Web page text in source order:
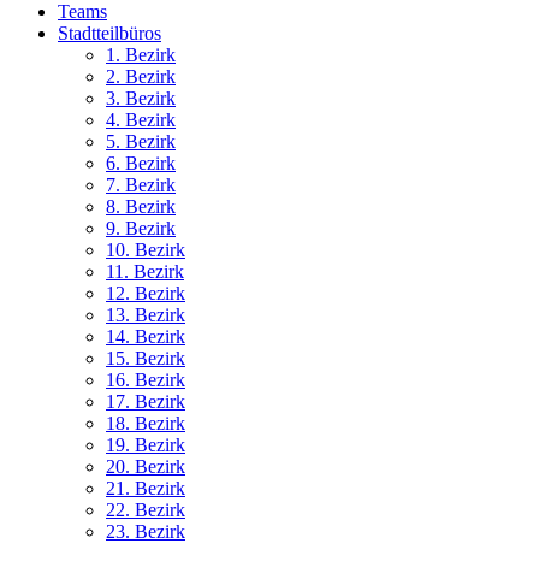
Teams
Stadtteilbüros
1. Bezirk
2. Bezirk
3. Bezirk
4. Bezirk
5. Bezirk
6. Bezirk
7. Bezirk
8. Bezirk
9. Bezirk
10. Bezirk
11. Bezirk
12. Bezirk
13. Bezirk
14. Bezirk
15. Bezirk
16. Bezirk
17. Bezirk
18. Bezirk
19. Bezirk
20. Bezirk
21. Bezirk
22. Bezirk
23. Bezirk